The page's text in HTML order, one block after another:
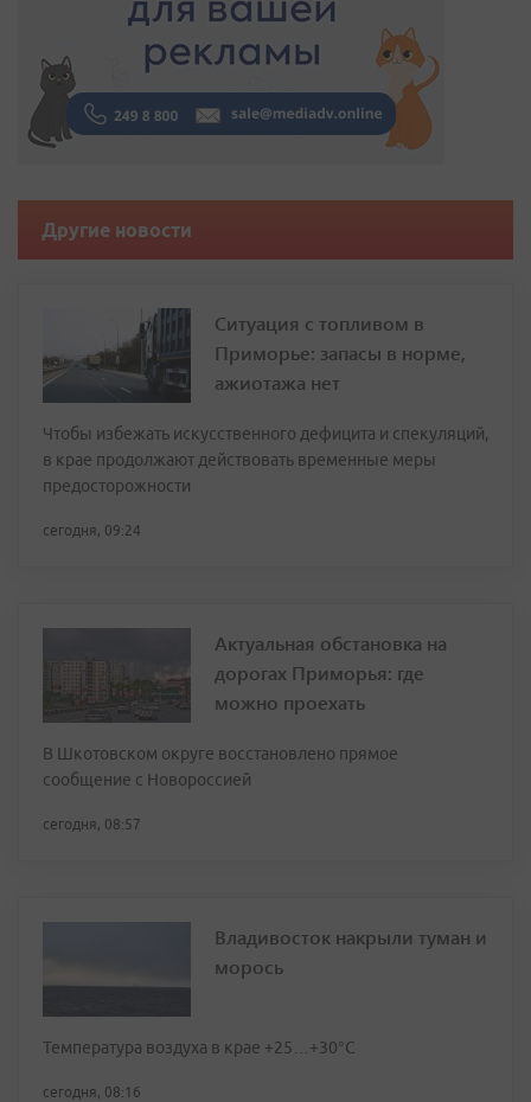
Другие новости
Ситуация с топливом в
Приморье: запасы в норме,
ажиотажа нет
Чтобы избежать искусственного дефицита и спекуляций,
в крае продолжают действовать временные меры
предосторожности
сегодня, 09:24
Актуальная обстановка на
дорогах Приморья: где
можно проехать
В Шкотовском округе восстановлено прямое
сообщение с Новороссией
сегодня, 08:57
Владивосток накрыли туман и
морось
Температура воздуха в крае +25…+30°C
сегодня, 08:16